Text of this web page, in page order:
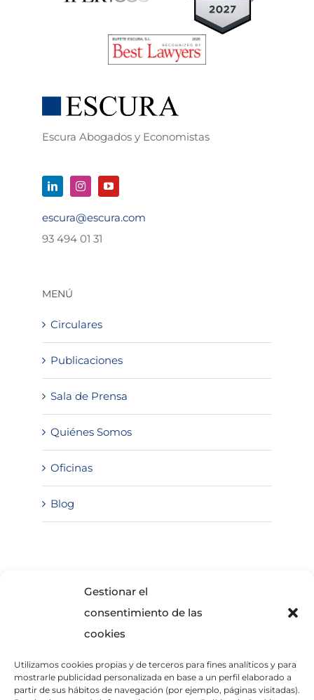
Gestionar el
consentimiento de las
cookies
Utilizamos cookies propias y de terceros para fines analíticos y para
mostrarle publicidad personalizada en base a un perfil elaborado a
partir de sus hábitos de navegación (por ejemplo, páginas visitadas).
Escura Abogados y Economistas
escura@escura.com
93 494 01 31
MENÚ
Circulares
Publicaciones
Sala de Prensa
Quiénes Somos
Oficinas
Blog